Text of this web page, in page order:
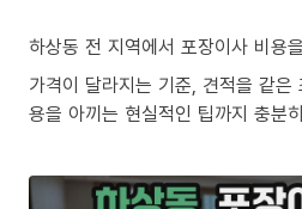
하상동 전 지역에서 포장이사 비용
가격이 달라지는 기준, 견적을 같은
용을 아끼는 현실적인 팁까지 충분